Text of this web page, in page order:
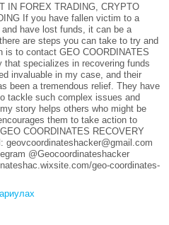
IN FOREX TRADING, CRYPTO
If you have fallen victim to a
have lost funds, it can be a
are steps you can take to try and
is to contact GEO COORDINATES
that specializes in recovering funds
invaluable in my case, and their
been a tremendous relief. They have
tackle such complex issues and
story helps others who might be
them to take action to
COORDINATES RECOVERY
geovcoordinateshacker@gmail.com
@Geocoordinateshacker
geo-coordinates-